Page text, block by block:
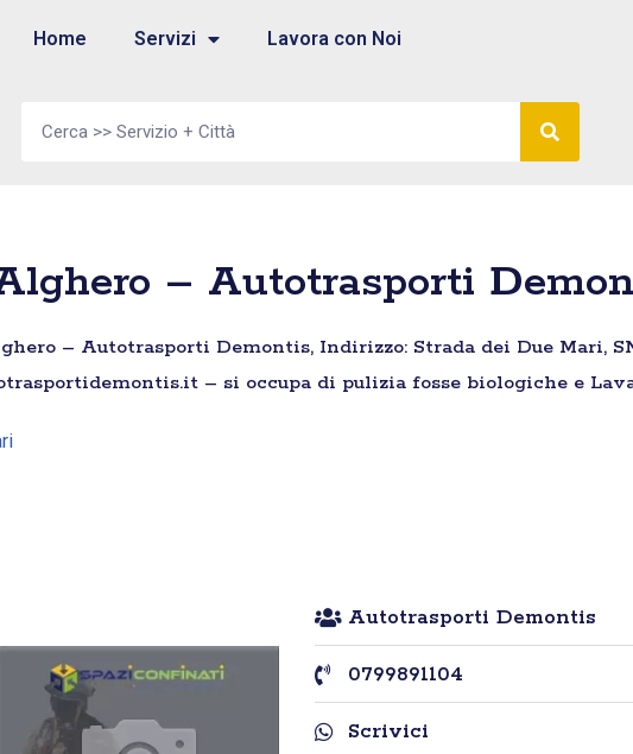
Home Servizi Lavora con Noi
– Autotrasporti
– Autotrasporti Demontis, Indirizzo: Strada dei Due Mari,
– si occupa di pulizia fosse biologiche e
Autotrasporti Demontis
0799891104
Scrivici